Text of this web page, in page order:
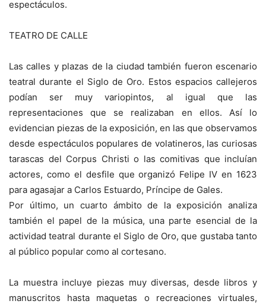
espectáculos.
TEATRO DE CALLE
Las calles y plazas de la ciudad también fueron escenario
teatral durante el Siglo de Oro. Estos espacios callejeros
podían ser muy variopintos, al igual que las
representaciones que se realizaban en ellos. Así lo
evidencian piezas de la exposición, en las que observamos
desde espectáculos populares de volatineros, las curiosas
tarascas del Corpus Christi o las comitivas que incluían
actores, como el desfile que organizó Felipe IV en 1623
para agasajar a Carlos Estuardo, Príncipe de Gales.
Por último, un cuarto ámbito de la exposición analiza
también el papel de la música, una parte esencial de la
actividad teatral durante el Siglo de Oro, que gustaba tanto
al público popular como al cortesano.
La muestra incluye piezas muy diversas, desde libros y
manuscritos hasta maquetas o recreaciones virtuales,